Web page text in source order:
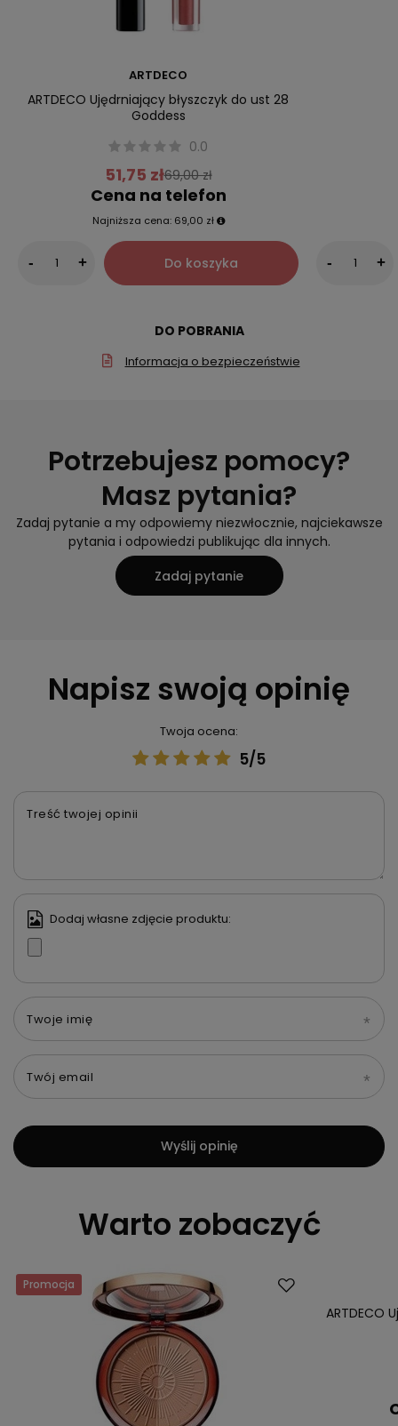
ARTDECO
ARTDECO Ujędrniający błyszczyk do ust 28
Goddess
0.0
51,75 zł69,00 zł
Cena na telefon
Najniższa cena: 69,00 zł
- + Do koszyka - +
DO POBRANIA
Informacja o bezpieczeństwie
Potrzebujesz pomocy?
Masz pytania?
Zadaj pytanie a my odpowiemy niezwłocznie, najciekawsze
pytania i odpowiedzi publikując dla innych.
Zadaj pytanie
Napisz swoją opinię
Twoja ocena:
5/5
Treść twojej opinii
Dodaj własne zdjęcie produktu:
Twoje imię
Twój email
Wyślij opinię
Warto zobaczyć
Promocja
ARTDECO